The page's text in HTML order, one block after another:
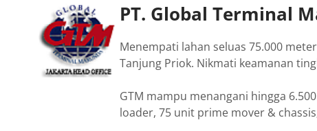
PT. Global Terminal
Menempati lahan seluas 75.000
Tanjung Priok. Nikmati keamanan
GTM mampu menangani hingga
loader, 75 unit prime mover &